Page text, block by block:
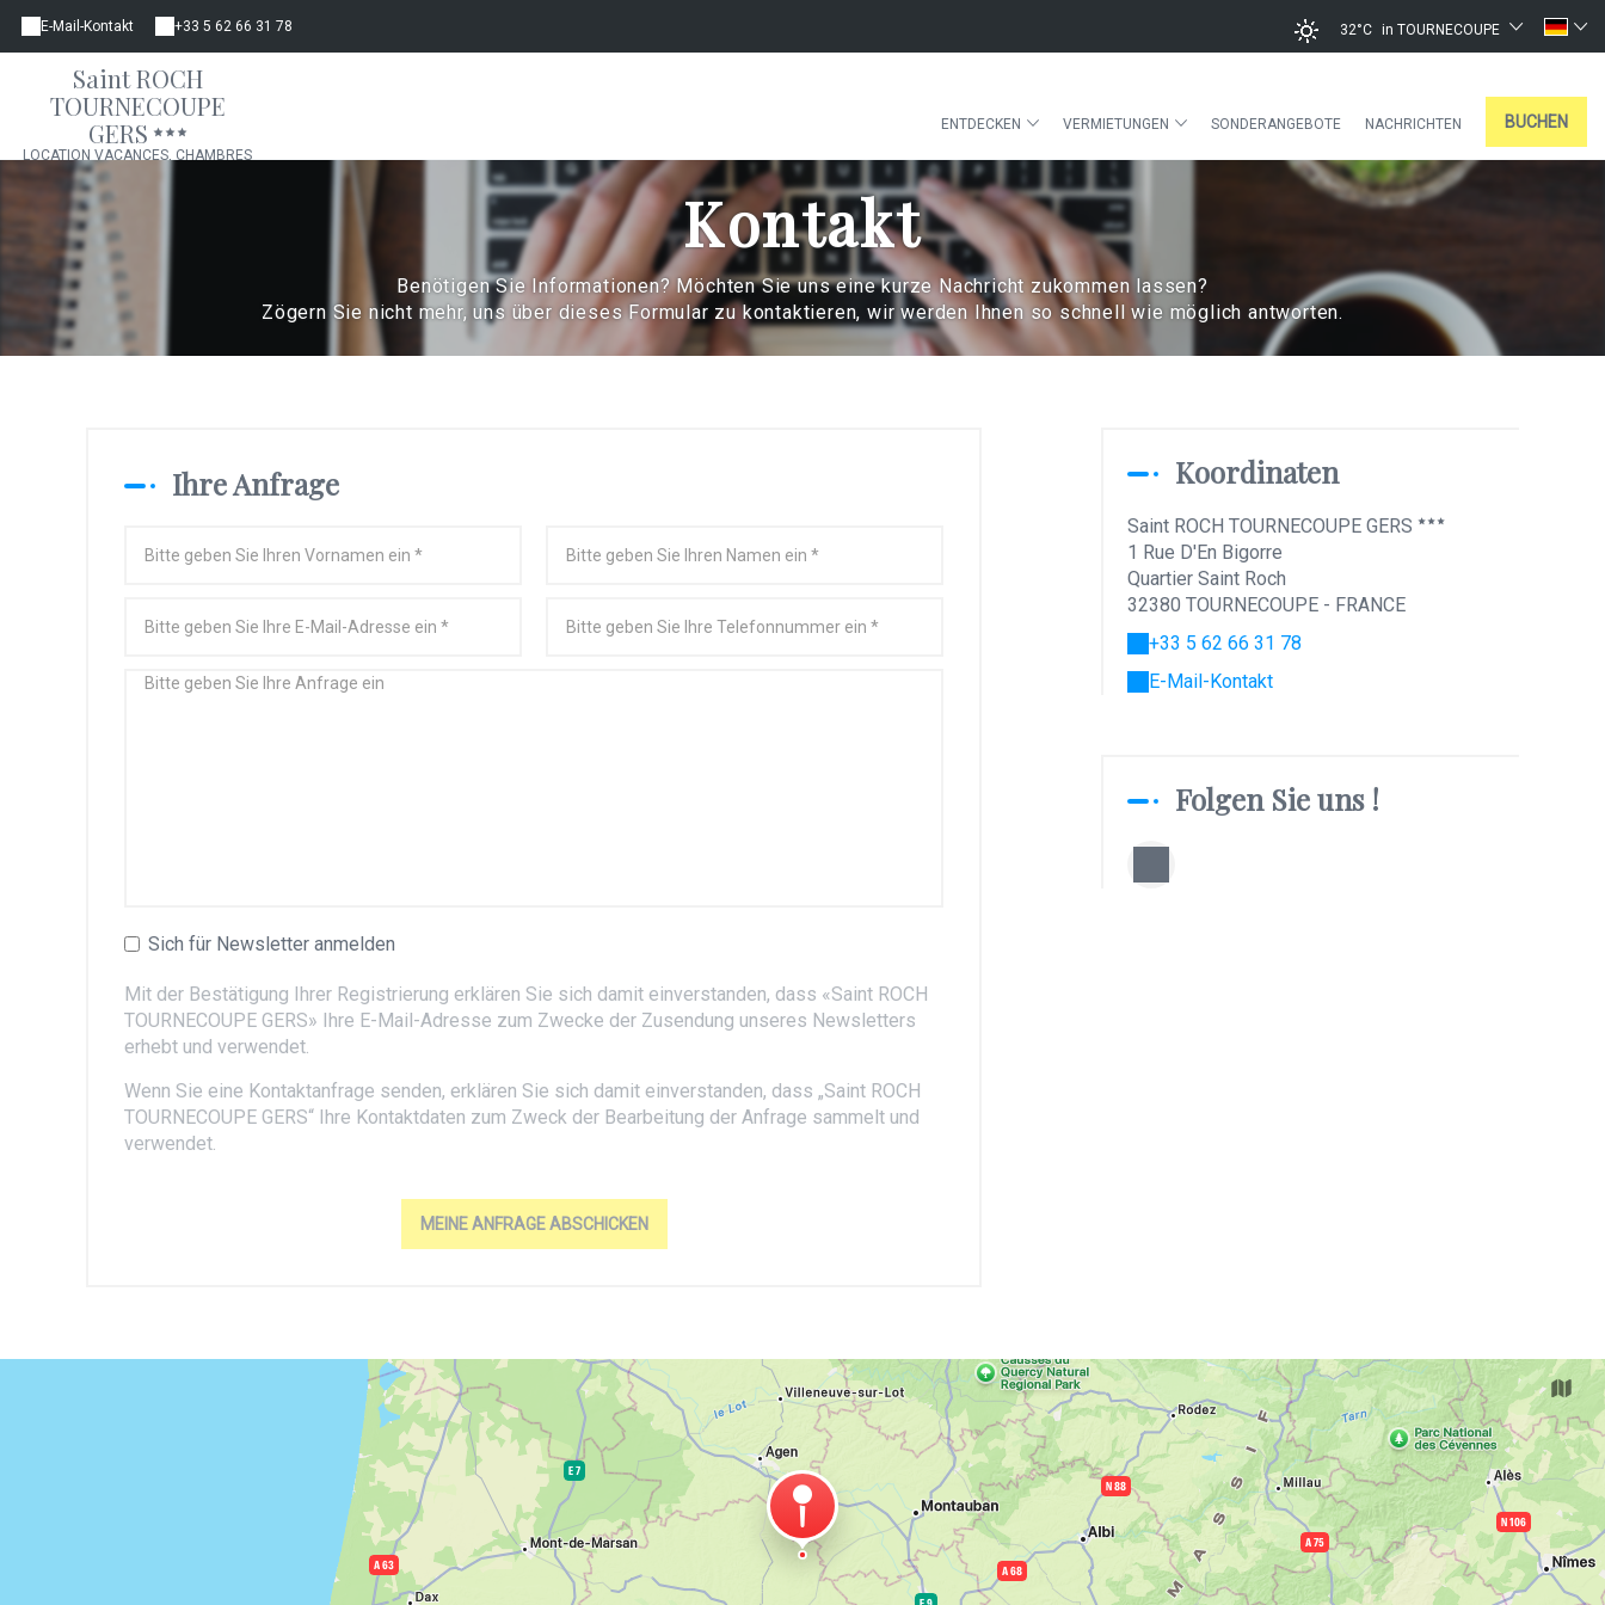
E-Mail-Kontakt +33 5 62 66 31 78 32°C in TOURNECOUPE
Saint ROCH
TOURNECOUPE
GERS
LOCATION VACANCES, CHAMBRES
D'HÔTES, GÎTE, APPARTEMENT
ENTDECKEN VERMIETUNGEN SONDERANGEBOTE NACHRICHTEN BUCHEN
Kontakt
Benötigen Sie Informationen? Möchten Sie uns eine kurze Nachricht zukommen lassen?
Zögern Sie nicht mehr, uns über dieses Formular zu kontaktieren, wir werden Ihnen so schnell wie möglich antworten.
Ihre Anfrage
Sich für Newsletter anmelden
Mit der Bestätigung Ihrer Registrierung erklären Sie sich damit einverstanden, dass «Saint ROCH
TOURNECOUPE GERS» Ihre E-Mail-Adresse zum Zwecke der Zusendung unseres Newsletters
erhebt und verwendet.
Wenn Sie eine Kontaktanfrage senden, erklären Sie sich damit einverstanden, dass „Saint ROCH
TOURNECOUPE GERS“ Ihre Kontaktdaten zum Zweck der Bearbeitung der Anfrage sammelt und
verwendet.
Koordinaten
Saint ROCH TOURNECOUPE GERS
1 Rue D'En Bigorre
Quartier Saint Roch
32380 TOURNECOUPE - FRANCE
+33 5 62 66 31 78
E-Mail-Kontakt
Folgen Sie uns !